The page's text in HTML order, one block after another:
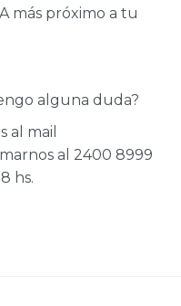
más próximo a tu
alguna duda?
al mail
al 2400 8999
hs.